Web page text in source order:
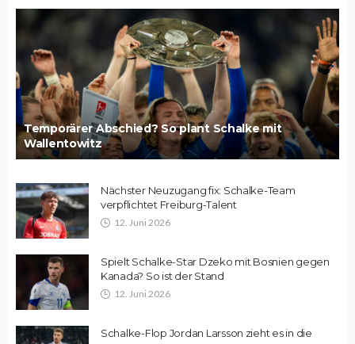
Temporärer Abschied? So plant Schalke mit
Wallentowitz
Nächster Neuzugang fix: Schalke-Team
verpflichtet Freiburg-Talent
12. Juni 2026
Spielt Schalke-Star Dzeko mit Bosnien gegen
Kanada? So ist der Stand
12. Juni 2026
Schalke-Flop Jordan Larsson zieht es in die